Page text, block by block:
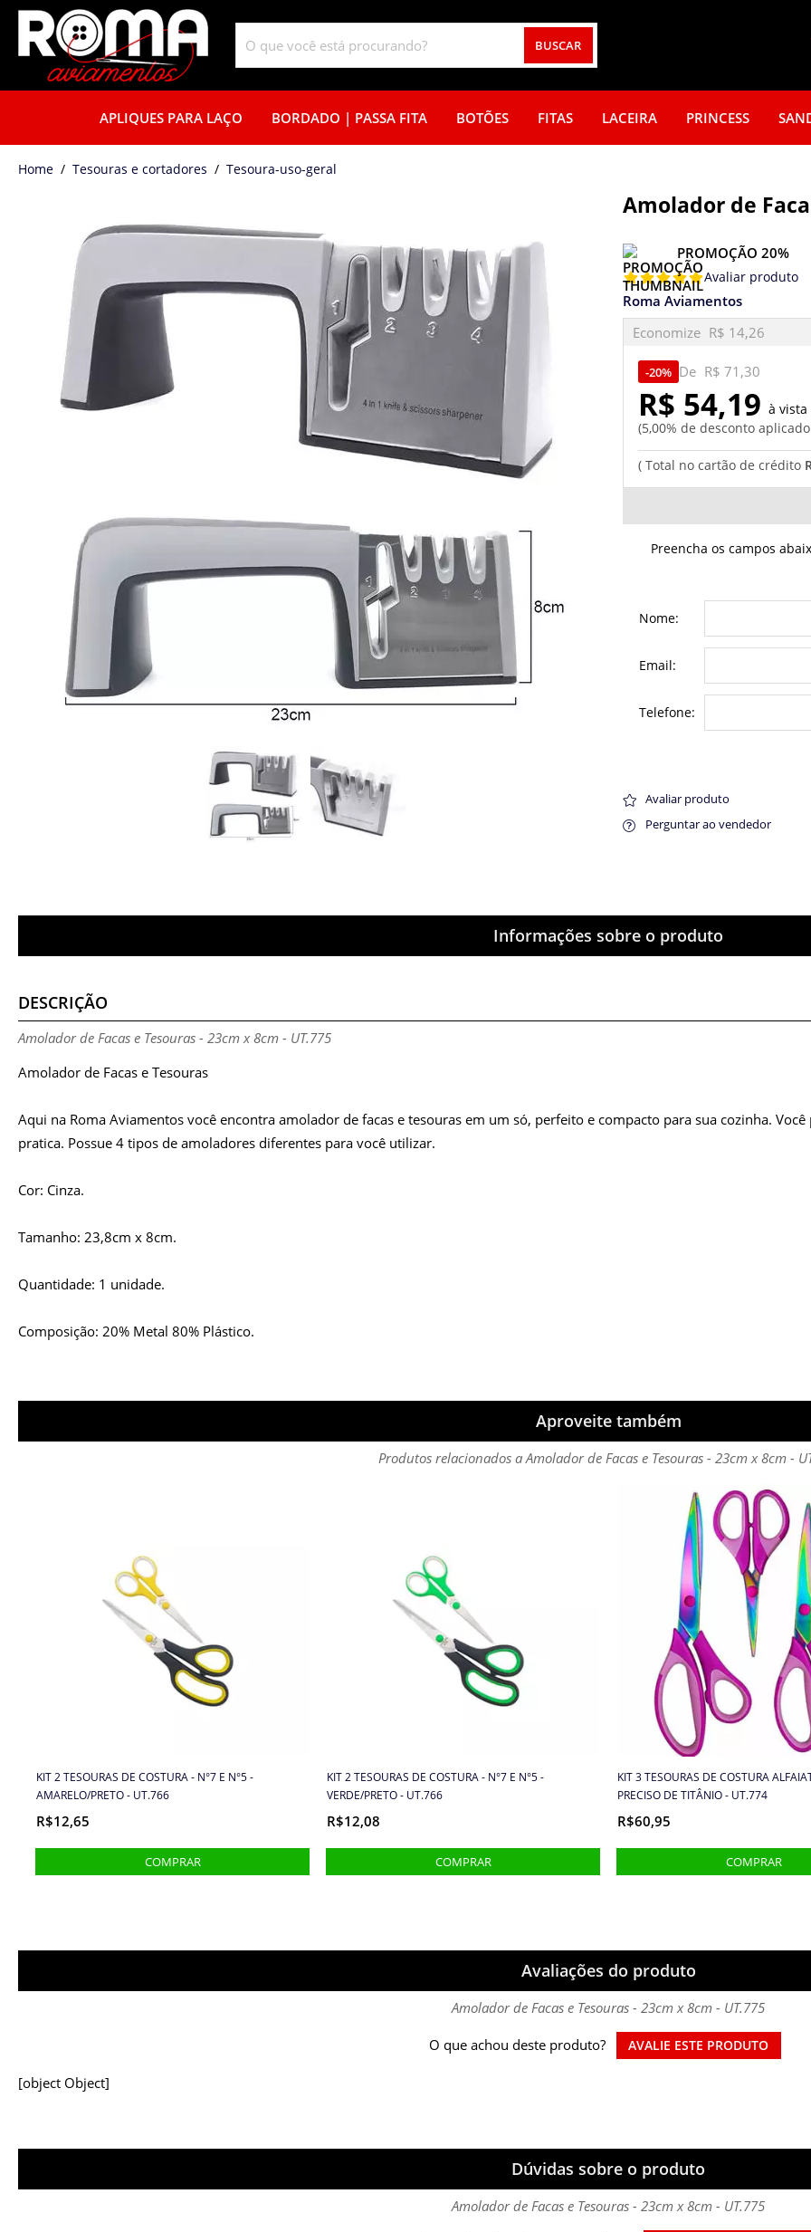
BUSCAR
APLIQUES PARA LAÇO BORDADO | PASSA FITA BOTÕES FITAS LACEIRA PRINCESS
home Tesouras e cortadores tesoura-uso-geral
Amolador de
PROMOÇÃO 20%
Avaliar produto
Roma Aviamentos
De R$ 71,30
Economize R$ 14,26
20%
R$ 54,19
5,00% de desconto aplicado
Preencha os campos
Nome:
Email:
Telefone:
Avaliar produto
Perguntar ao vendedor
Informações sobre o produto
DESCRIÇÃO
Amolador de Facas e Tesouras - 23cm x 8cm - UT.775
Amolador de Facas e Tesouras
Aqui na Roma Aviamentos você encontra amolador de facas e tesouras em um só, perfeito e compacto para sua cozinha.
pratica. Possue 4 tipos de amoladores diferentes para você utilizar.
Cor: Cinza.
Tamanho: 23,8cm x 8cm.
Quantidade: 1 unidade.
Composição: 20% Metal 80% Plástico.
Aproveite também
Produtos relacionados a Amolador de Facas e Tesouras - 23cm x 8cm -
KIT 2 TESOURAS DE COSTURA - N°7 E N°5 -
AMARELO/PRETO - UT.766
R$12,65
KIT 2 TESOURAS DE COSTURA - N°7 E N°5 -
VERDE/PRETO - UT.766
R$12,08
KIT 3 TESOURAS DE COSTURA
PRECISO DE TITÂNIO - UT.774
R$60,95
Avaliações do produto
Amolador de Facas e Tesouras - 23cm x 8cm - UT.775
O que achou deste produto? AVALIE ESTE PRODUTO
[object Object]
Dúvidas sobre o produto
Amolador de Facas e Tesouras - 23cm x 8cm - UT.775